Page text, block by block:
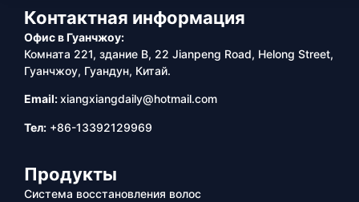
Контактная информация
Офис в Гуанчжоу:
Комната 221, здание B, 22 Jianpeng Road, Helong Street,
Гуанчжоу, Гуандун, Китай.
Email:xiangxiangdaily@hotmail.com
Тел: +86-13392129969
Продукты
Система восстановления волос